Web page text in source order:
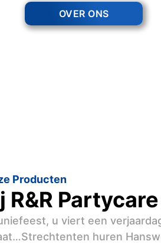
OVER ONS
Producten
R&R Partycare
u viert een
huren